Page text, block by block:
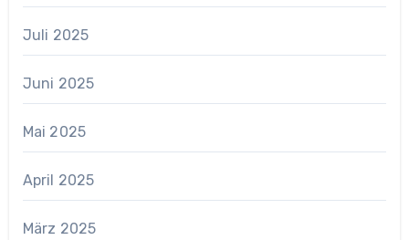
Juli 2025
Juni 2025
Mai 2025
April 2025
März 2025